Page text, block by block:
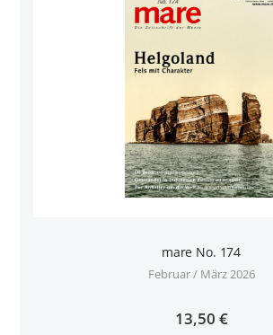
mare No. 174
Februar / März 2026
13,50 €